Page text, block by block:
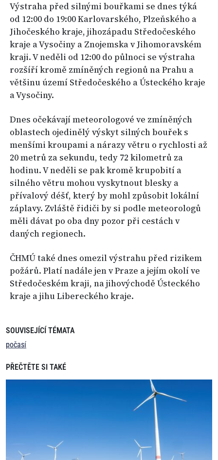
Výstraha před silnými bouřkami se dnes týká
od 12:00 do 19:00 Karlovarského, Plzeňského a
Jihočeského kraje, jihozápadu Středočeského
kraje a Vysočiny a Znojemska v Jihomoravském
kraji. V neděli od 12:00 do půlnoci se výstraha
rozšíří kromě zmíněných regionů na Prahu a
většinu území Středočeského a Ústeckého kraje
a Vysočiny.
Dnes očekávají meteorologové ve zmíněných
oblastech ojedinělý výskyt silných bouřek s
menšími kroupami a nárazy větru o rychlosti až
20 metrů za sekundu, tedy 72 kilometrů za
hodinu. V neděli se pak kromě krupobití a
silného větru mohou vyskytnout blesky a
přívalový déšť, který by mohl způsobit lokální
záplavy. Zvláště řidiči by si podle meteorologů
měli dávat po oba dny pozor při cestách v
daných regionech.
ČHMÚ také dnes omezil výstrahu před rizikem
požárů. Platí nadále jen v Praze a jejím okolí ve
Středočeském kraji, na jihovýchodě Ústeckého
kraje a jihu Libereckého kraje.
SOUVISEJÍCÍ TÉMATA
počasí
PŘEČTĚTE SI TAKÉ